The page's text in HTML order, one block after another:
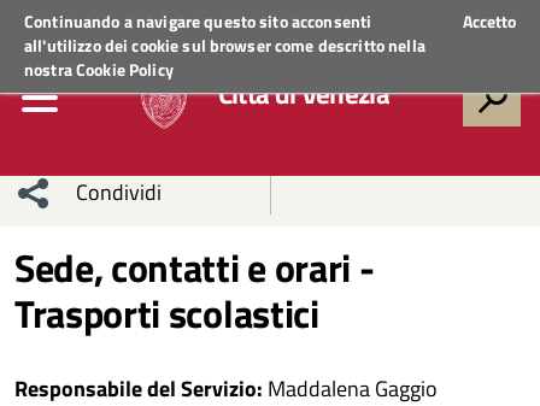
Continuando a navigare questo sito acconsenti
all'utilizzo dei cookie sul browser come descritto nella
nostraCookie Policy
Accetto
Regione VenetoACCEDI AI SERVIZI
Città di Venezia
Condividi
sui social
network
Condividi
Condividi
su
Facebook
Condividi
su
Condividi
Sede, contatti e orari -
Trasporti scolastici
Responsabile del Servizio: Maddalena Gaggio